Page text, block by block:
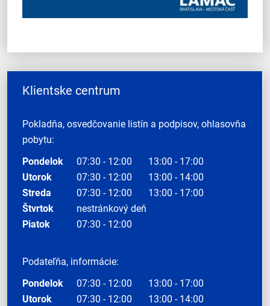
Klientske centrum
Pokladňa, osvedčovanie listín a podpisov, ohlasovňa
pobytu:
Pondelok
07:30 - 12:00
13:00 - 17:00
Utorok
07:30 - 12:00
13:00 - 14:00
Streda
07:30 - 12:00
13:00 - 17:00
Štvrtok
nestránkový deň
Piatok
07:30 - 12:00
Podateľňa, informácie:
Pondelok
07:30 - 12:00
13:00 - 17:00
Utorok
07:30 - 12:00
13:00 - 14:00